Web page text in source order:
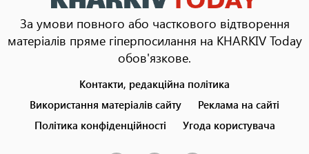
За умови повного або часткового відтворення
матеріалів пряме гіперпосилання на KHARKIV Today
обов'язкове.
menu
Контакти, редакційна політика
Використання матеріалів сайту
Реклама на сайті
Політика конфіденційності
Угода користувача